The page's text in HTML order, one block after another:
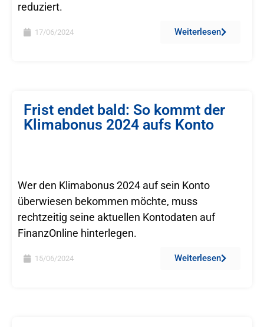
reduziert.
17/06/2024 Weiterlesen
Frist endet bald: So kommt der
Klimabonus 2024 aufs Konto
Wer den Klimabonus 2024 auf sein Konto
überwiesen bekommen möchte, muss
rechtzeitig seine aktuellen Kontodaten auf
FinanzOnline hinterlegen.
15/06/2024 Weiterlesen